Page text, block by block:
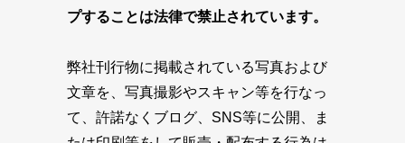
プすることは法律で禁止されています。
弊社刊行物に掲載されている写真および
文章を、写真撮影やスキャン等を行なっ
て、許諾なくブログ、SNS等に公開、ま